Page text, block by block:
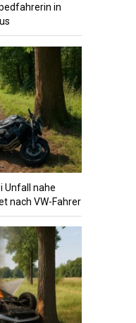
in
Unfall nahe
nach VW-Fahrer